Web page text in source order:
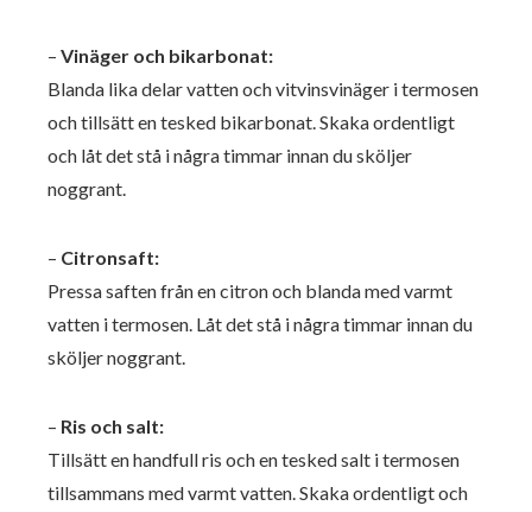
– Vinäger och bikarbonat:
Blanda lika delar vatten och vitvinsvinäger i termosen
och tillsätt en tesked bikarbonat. Skaka ordentligt
och låt det stå i några timmar innan du sköljer
noggrant.
– Citronsaft:
Pressa saften från en citron och blanda med varmt
vatten i termosen. Låt det stå i några timmar innan du
sköljer noggrant.
– Ris och salt:
Tillsätt en handfull ris och en tesked salt i termosen
tillsammans med varmt vatten. Skaka ordentligt och